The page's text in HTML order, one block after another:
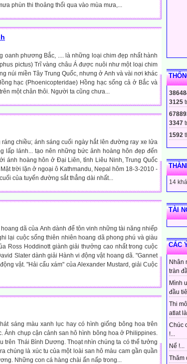
3125
3347
1592
14
TÀI
CÁC
Nhân
tràn
Mình
đầu
Thi
atlat
Chúc
!...
Nể !...
Thăm
phùn thi thoảng thổi qua vào mùa mưa,...
oanh phương Bắc, .... là những loại chim đẹp nhất hành
pictus) Trĩ vàng châu Á được nuôi như một loại chim
núi miền Tây Trung Quốc, nhưng ở Anh và vài nơi khác
hạc (Phoenicopteridae) Hồng hạc sống cả ở Bắc và
một chân thôi. Người ta cũng chưa...
chiều; ánh sáng cuối ngày hắt lên đường ray xe lửa
lấp lánh... tạo nên những bức ảnh hoàng hôn đẹp đến
ánh hoàng hôn ở Đại Liên, tỉnh Liêu Ninh, Trung Quốc
trời lặn ở ngoại ô Kathmandu, Nepal hôm 18-3-2010 -
của tuyến đường sắt thẳng dài nhất...
dã của Anh dành để tôn vinh những tài năng nhiếp
lại cuộc sống thiên nhiên hoang dã phong phú và giàu
Ross Hoddinott giành giải thưởng cao nhất trong cuộc
Slater dành giải Hành vi động vật hoang dã. "Gannet
vật. "Hải cẩu xám" của Alexander Mustard, giải Cuộc
sáng màu xanh lục hay có hình giống bông hoa trên
Ảnh chụp cận cảnh san hô hình bông hoa ở Philippines.
trên Thái Bình Dương. Thoạt nhìn chúng ta có thể tưởng
chúng là xúc tu của một loài san hô màu cam gần quần
Những con cá hàng chài ẩn nấp trong...